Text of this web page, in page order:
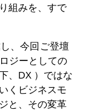
組みを、すで
、今回ご登壇
ジーとしての
、DX ）ではな
くビジネスモ
と、その変革